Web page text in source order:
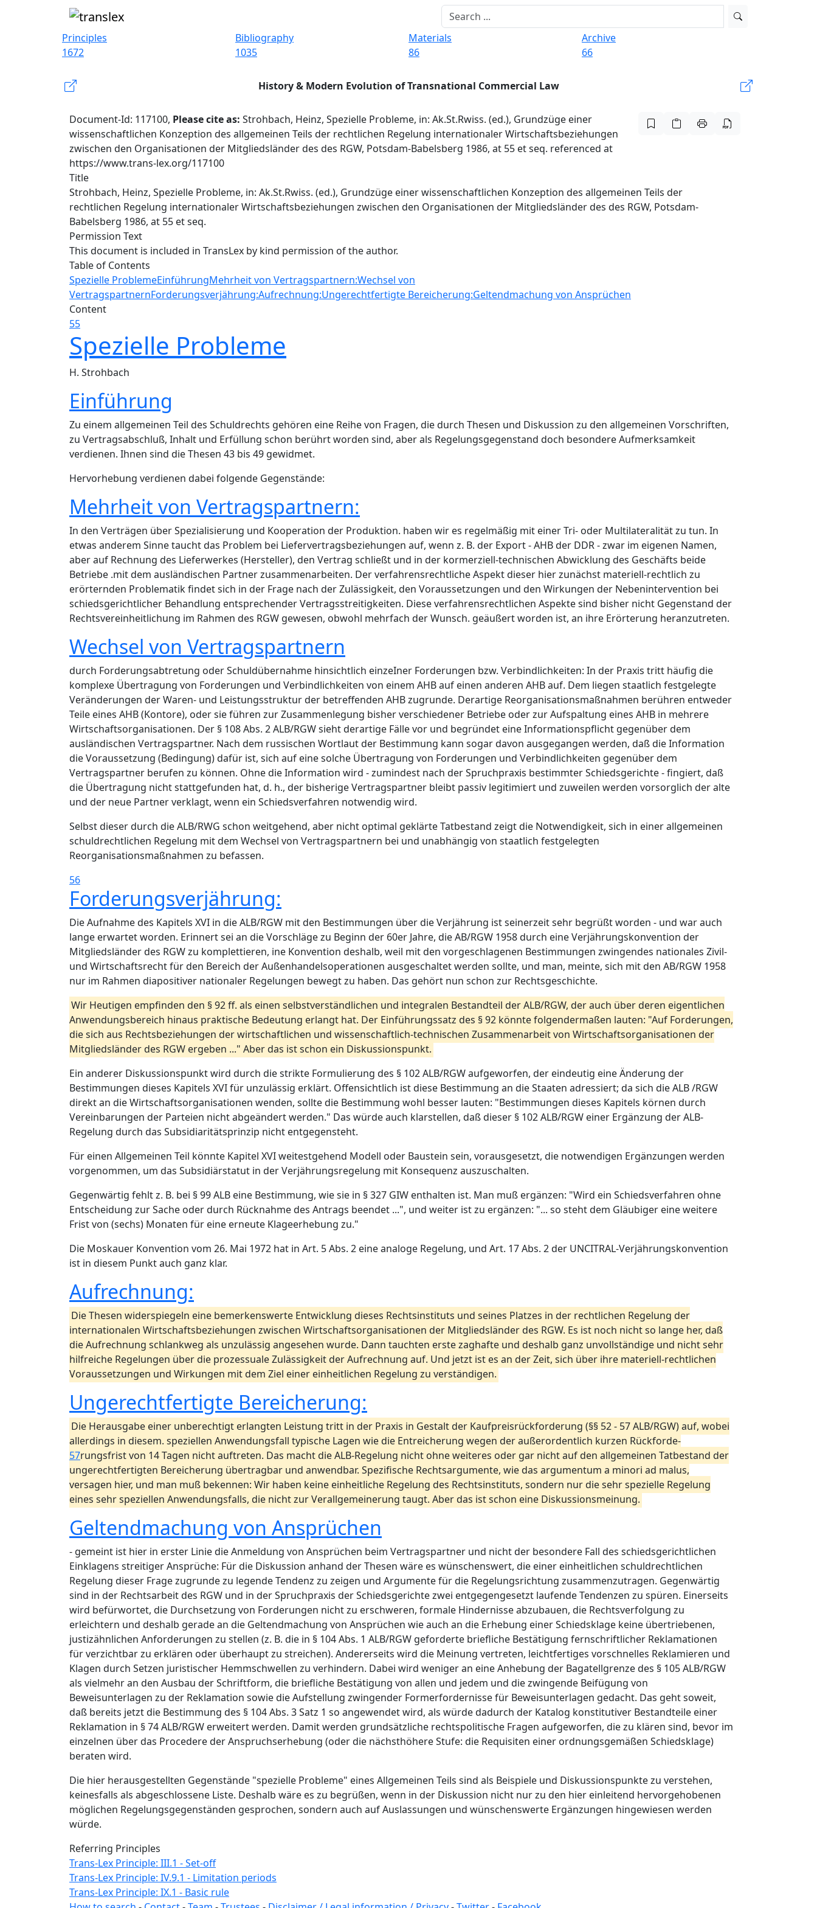
Principles
1672
Bibliography
1035
Materials
86
Archive
66
History & Modern Evolution of Transnational Commercial Law
Document-Id: 117100, Please cite as: Strohbach, Heinz, Spezielle Probleme, in: Ak.St.Rwiss. (ed.), Grundzüge einer
wissenschaftlichen Konzeption des allgemeinen Teils der rechtlichen Regelung internationaler Wirtschaftsbeziehungen
zwischen den Organisationen der Mitgliedsländer des des RGW, Potsdam-Babelsberg 1986, at 55 et seq. referenced at
https://www.trans-lex.org/117100
Title
Strohbach, Heinz, Spezielle Probleme, in: Ak.St.Rwiss. (ed.), Grundzüge einer wissenschaftlichen Konzeption des allgemeinen Teils der
rechtlichen Regelung internationaler Wirtschaftsbeziehungen zwischen den Organisationen der Mitgliedsländer des des RGW, Potsdam-
Babelsberg 1986, at 55 et seq.
Permission Text
This document is included in TransLex by kind permission of the author.
Table of Contents
Spezielle ProblemeEinführungMehrheit von Vertragspartnern:Wechsel von
VertragspartnernForderungsverjährung:Aufrechnung:Ungerechtfertigte Bereicherung:Geltendmachung von Ansprüchen
Content
55
Spezielle Probleme
H. Strohbach
Einführung
Zu einem allgemeinen Teil des Schuldrechts gehören eine Reihe von Fragen, die durch Thesen und Diskussion zu den allgemeinen Vorschriften,
zu Vertragsabschluß, Inhalt und Erfüllung schon berührt worden sind, aber als Regelungsgegenstand doch besondere Aufmerksamkeit
verdienen. Ihnen sind die Thesen 43 bis 49 gewidmet.
Hervorhebung verdienen dabei folgende Gegenstände:
Mehrheit von Vertragspartnern:
In den Verträgen über Spezialisierung und Kooperation der Produktion. haben wir es regelmäßig mit einer Tri- oder Multilateralität zu tun. In
etwas anderem Sinne taucht das Problem bei Liefervertragsbeziehungen auf, wenn z. B. der Export - AHB der DDR - zwar im eigenen Namen,
aber auf Rechnung des Lieferwerkes (Hersteller), den Vertrag schließt und in der kormerziell-technischen Abwicklung des Geschäfts beide
Betriebe .mit dem ausländischen Partner zusammenarbeiten. Der verfahrensrechtliche Aspekt dieser hier zunächst materiell-rechtlich zu
erörternden Problematik findet sich in der Frage nach der Zulässigkeit, den Voraussetzungen und den Wirkungen der Nebenintervention bei
schiedsgerichtlicher Behandlung entsprechender Vertragsstreitigkeiten. Diese verfahrensrechtlichen Aspekte sind bisher nicht Gegenstand der
Rechtsvereinheitlichung im Rahmen des RGW gewesen, obwohl mehrfach der Wunsch. geäußert worden ist, an ihre Erörterung heranzutreten.
Wechsel von Vertragspartnern
durch Forderungsabtretung oder Schuldübernahme hinsichtlich einzeIner Forderungen bzw. Verbindlichkeiten: In der Praxis tritt häufig die
komplexe Übertragung von Forderungen und Verbindlichkeiten von einem AHB auf einen anderen AHB auf. Dem liegen staatlich festgelegte
Veränderungen der Waren- und Leistungsstruktur der betreffenden AHB zugrunde. Derartige Reorganisationsmaßnahmen berühren entweder
Teile eines AHB (Kontore), oder sie führen zur Zusammenlegung bisher verschiedener Betriebe oder zur Aufspaltung eines AHB in mehrere
Wirtschaftsorganisationen. Der § 108 Abs. 2 ALB/RGW sieht derartige Fälle vor und begründet eine Informationspflicht gegenüber dem
ausländischen Vertragspartner. Nach dem russischen Wortlaut der Bestimmung kann sogar davon ausgegangen werden, daß die Information
die Voraussetzung (Bedingung) dafür ist, sich auf eine solche Übertragung von Forderungen und Verbindlichkeiten gegenüber dem
Vertragspartner berufen zu können. Ohne die Information wird - zumindest nach der Spruchpraxis bestimmter Schiedsgerichte - fingiert, daß
die Übertragung nicht stattgefunden hat, d. h., der bisherige Vertragspartner bleibt passiv legitimiert und zuweilen werden vorsorglich der alte
und der neue Partner verklagt, wenn ein Schiedsverfahren notwendig wird.
Selbst dieser durch die ALB/RWG schon weitgehend, aber nicht optimal geklärte Tatbestand zeigt die Notwendigkeit, sich in einer allgemeinen
schuldrechtlichen Regelung mit dem Wechsel von Vertragspartnern bei und unabhängig von staatlich festgelegten
Reorganisationsmaßnahmen zu befassen.
56
Forderungsverjährung:
Die Aufnahme des Kapitels XVI in die ALB/RGW mit den Bestimmungen über die Verjährung ist seinerzeit sehr begrüßt worden - und war auch
lange erwartet worden. Erinnert sei an die Vorschläge zu Beginn der 60er Jahre, die AB/RGW 1958 durch eine Verjährungskonvention der
Mitgliedsländer des RGW zu komplettieren, ine Konvention deshalb, weil mit den vorgeschlagenen Bestimmungen zwingendes nationales Zivil-
und Wirtschaftsrecht für den Bereich der Außenhandelsoperationen ausgeschaltet werden sollte, und man, meinte, sich mit den AB/RGW 1958
nur im Rahmen diapositiver nationaler Regelungen bewegt zu haben. Das gehört nun schon zur Rechtsgeschichte.
Wir Heutigen empfinden den § 92 ff. als einen selbstverständlichen und integralen Bestandteil der ALB/RGW, der auch über deren eigentlichen
Anwendungsbereich hinaus praktische Bedeutung erlangt hat. Der Einführungssatz des § 92 könnte folgendermaßen lauten: "Auf Forderungen,
die sich aus Rechtsbeziehungen der wirtschaftlichen und wissenschaftlich-technischen Zusammenarbeit von Wirtschaftsorganisationen der
Mitgliedsländer des RGW ergeben ..." Aber das ist schon ein Diskussionspunkt.
Ein anderer Diskussionspunkt wird durch die strikte Formulierung des § 102 ALB/RGW aufgeworfen, der eindeutig eine Änderung der
Bestimmungen dieses Kapitels XVI für unzulässig erklärt. Offensichtlich ist diese Bestimmung an die Staaten adressiert; da sich die ALB /RGW
direkt an die Wirtschaftsorganisationen wenden, sollte die Bestimmung wohl besser lauten: "Bestimmungen dieses Kapitels körnen durch
Vereinbarungen der Parteien nicht abgeändert werden." Das würde auch klarstellen, daß dieser § 102 ALB/RGW einer Ergänzung der ALB-
Regelung durch das Subsidiaritätsprinzip nicht entgegensteht.
Für einen Allgemeinen Teil könnte Kapitel XVI weitestgehend Modell oder Baustein sein, vorausgesetzt, die notwendigen Ergänzungen werden
vorgenommen, um das Subsidiärstatut in der Verjährungsregelung mit Konsequenz auszuschalten.
Gegenwärtig fehlt z. B. bei § 99 ALB eine Bestimmung, wie sie in § 327 GIW enthalten ist. Man muß ergänzen: "Wird ein Schiedsverfahren ohne
Entscheidung zur Sache oder durch Rücknahme des Antrags beendet ...", und weiter ist zu ergänzen: "... so steht dem Gläubiger eine weitere
Frist von (sechs) Monaten für eine erneute Klageerhebung zu."
Die Moskauer Konvention vom 26. Mai 1972 hat in Art. 5 Abs. 2 eine analoge Regelung, und Art. 17 Abs. 2 der UNCITRAL-Verjährungskonvention
ist in diesem Punkt auch ganz klar.
Aufrechnung:
Die Thesen widerspiegeln eine bemerkenswerte Entwicklung dieses Rechtsinstituts und seines Platzes in der rechtlichen Regelung der
internationalen Wirtschaftsbeziehungen zwischen Wirtschaftsorganisationen der Mitgliedsländer des RGW. Es ist noch nicht so lange her, daß
die Aufrechnung schlankweg als unzulässig angesehen wurde. Dann tauchten erste zaghafte und deshalb ganz unvollständige und nicht sehr
hilfreiche Regelungen über die prozessuale Zulässigkeit der Aufrechnung auf. Und jetzt ist es an der Zeit, sich über ihre materiell-rechtlichen
Voraussetzungen und Wirkungen mit dem Ziel einer einheitlichen Regelung zu verständigen.
Ungerechtfertigte Bereicherung:
Die Herausgabe einer unberechtigt erlangten Leistung tritt in der Praxis in Gestalt der Kaufpreisrückforderung (§§ 52 - 57 ALB/RGW) auf, wobei
allerdings in diesem. speziellen Anwendungsfall typische Lagen wie die Entreicherung wegen der außerordentlich kurzen Rückforde-
57rungsfrist von 14 Tagen nicht auftreten. Das macht die ALB-Regelung nicht ohne weiteres oder gar nicht auf den allgemeinen Tatbestand der
ungerechtfertigten Bereicherung übertragbar und anwendbar. Spezifische Rechtsargumente, wie das argumentum a minori ad malus,
versagen hier, und man muß bekennen: Wir haben keine einheitliche Regelung des Rechtsinstituts, sondern nur die sehr spezielle Regelung
eines sehr speziellen Anwendungsfalls, die nicht zur Verallgemeinerung taugt. Aber das ist schon eine Diskussionsmeinung.
Geltendmachung von Ansprüchen
- gemeint ist hier in erster Linie die Anmeldung von Ansprüchen beim Vertragspartner und nicht der besondere Fall des schiedsgerichtlichen
Einklagens streitiger Ansprüche: Für die Diskussion anhand der Thesen wäre es wünschenswert, die einer einheitlichen schuldrechtlichen
Regelung dieser Frage zugrunde zu legende Tendenz zu zeigen und Argumente für die Regelungsrichtung zusammenzutragen. Gegenwärtig
sind in der Rechtsarbeit des RGW und in der Spruchpraxis der Schiedsgerichte zwei entgegengesetzt laufende Tendenzen zu spüren. Einerseits
wird befürwortet, die Durchsetzung von Forderungen nicht zu erschweren, formale Hindernisse abzubauen, die Rechtsverfolgung zu
erleichtern und deshalb gerade an die Geltendmachung von Ansprüchen wie auch an die Erhebung einer Schiedsklage keine übertriebenen,
justizähnlichen Anforderungen zu stellen (z. B. die in § 104 Abs. 1 ALB/RGW geforderte briefliche Bestätigung fernschriftlicher Reklamationen
für verzichtbar zu erklären oder überhaupt zu streichen). Andererseits wird die Meinung vertreten, leichtfertiges vorschnelles Reklamieren und
Klagen durch Setzen juristischer Hemmschwellen zu verhindern. Dabei wird weniger an eine Anhebung der Bagatellgrenze des § 105 ALB/RGW
als vielmehr an den Ausbau der Schriftform, die briefliche Bestätigung von allen und jedem und die zwingende Beifügung von
Beweisunterlagen zu der Reklamation sowie die Aufstellung zwingender Formerfordernisse für Beweisunterlagen gedacht. Das geht soweit,
daß bereits jetzt die Bestimmung des § 104 Abs. 3 Satz 1 so angewendet wird, als würde dadurch der Katalog konstitutiver Bestandteile einer
Reklamation in § 74 ALB/RGW erweitert werden. Damit werden grundsätzliche rechtspolitische Fragen aufgeworfen, die zu klären sind, bevor im
einzelnen über das Procedere der Anspruchserhebung (oder die nächsthöhere Stufe: die Requisiten einer ordnungsgemäßen Schiedsklage)
beraten wird.
Die hier herausgestellten Gegenstände "spezielle Probleme" eines Allgemeinen Teils sind als Beispiele und Diskussionspunkte zu verstehen,
keinesfalls als abgeschlossene Liste. Deshalb wäre es zu begrüßen, wenn in der Diskussion nicht nur zu den hier einleitend hervorgehobenen
möglichen Regelungsgegenständen gesprochen, sondern auch auf Auslassungen und wünschenswerte Ergänzungen hingewiesen werden
würde.
Referring Principles
Trans-Lex Principle: III.1 - Set-off
Trans-Lex Principle: IV.9.1 - Limitation periods
Trans-Lex Principle: IX.1 - Basic rule